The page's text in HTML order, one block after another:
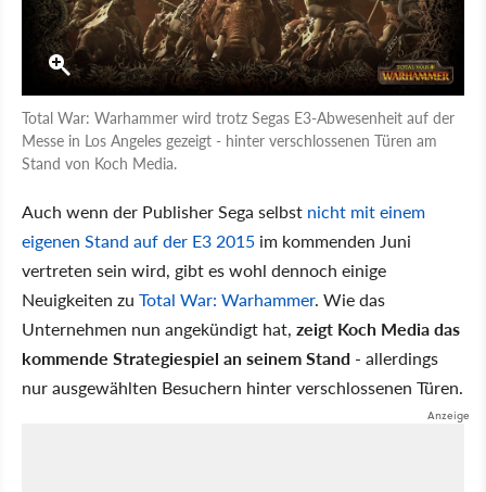
Total War: Warhammer wird trotz Segas E3-Abwesenheit auf der
Messe in Los Angeles gezeigt - hinter verschlossenen Türen am
Stand von Koch Media.
Auch wenn der Publisher Sega selbst nicht mit einem
eigenen Stand auf der E3 2015 im kommenden Juni
vertreten sein wird, gibt es wohl dennoch einige
Neuigkeiten zu Total War: Warhammer. Wie das
Unternehmen nun angekündigt hat, zeigt Koch Media das
kommende Strategiespiel an seinem Stand - allerdings
nur ausgewählten Besuchern hinter verschlossenen Türen.